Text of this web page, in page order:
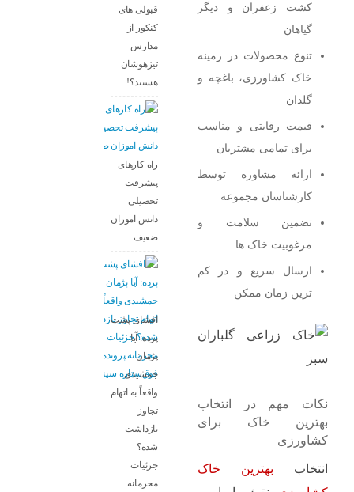
کشت زعفران و دیگر
گیاهان
تنوع محصولات در زمینه
خاک کشاورزی، باغچه و
گلدان
قیمت رقابتی و مناسب
برای تمامی مشتریان
ارائه مشاوره توسط
کارشناسان مجموعه
تضمین سلامت و
مرغوبیت خاک ‌ها
ارسال سریع و در کم‌
ترین زمان ممکن
نکات مهم در انتخاب
بهترین خاک برای
کشاورزی
انتخاب بهترین خاک
قبولی های
کنکور از
مدارس
تیزهوشان
هستند؟!
راه کارهای
پیشرفت
تحصیلی
دانش اموزان
ضعیف
افشای پشت
پرده: آیا
پژمان
جمشیدی
واقعاً به اتهام
تجاوز
بازداشت
شده؟
جزئیات
محرمانه